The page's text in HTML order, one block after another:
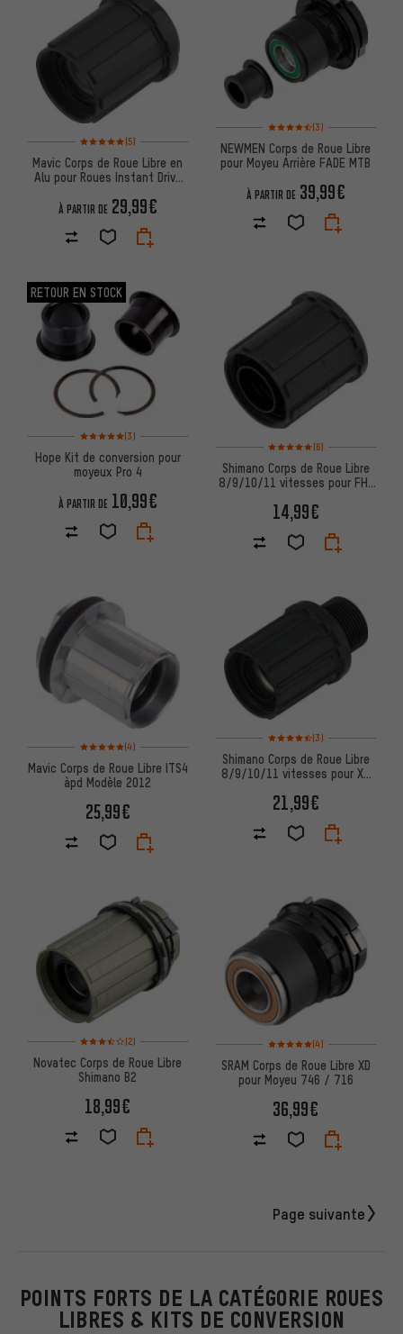
Note moyenne : 5 sur 5 d'après 5 avis
(5)
Mavic Corps de Roue Libre en
Alu pour Roues Instant Drive
À PARTIR DE 29,99€
Note moyenne : 4,5 sur 5
(3)
NEWMEN Corps de Roue Libre
pour Moyeu Arrière FADE MTB
À PARTIR DE 39,99€
RETOUR EN STOCK
Note moyenne : 5 sur 5 d'après 3 avis
(3)
Hope Kit de conversion pour
moyeux Pro 4
À PARTIR DE 10,99€
Note moyenne : 5 sur 5
(6)
Shimano Corps de Roue Libre
8/9/10/11 vitesses pour FH-
14,99€
Note moyenne : 5 sur 5 d'après 4 avis
(4)
Mavic Corps de Roue Libre ITS4
àpd Modèle 2012
25,99€
Note moyenne : 4,5 sur 5
(3)
Shimano Corps de Roue Libre
8/9/10/11 vitesses pour XT
21,99€
Note moyenne : 3,5 sur 5 d'après 2 avis
(2)
Novatec Corps de Roue Libre
Shimano B2
18,99€
Note moyenne : 5 sur 5
(4)
SRAM Corps de Roue Libre XD
pour Moyeu 746 / 716
36,99€
Page suivante
POINTS FORTS DE LA CATÉGORIE ROUES
LIBRES & KITS DE CONVERSION